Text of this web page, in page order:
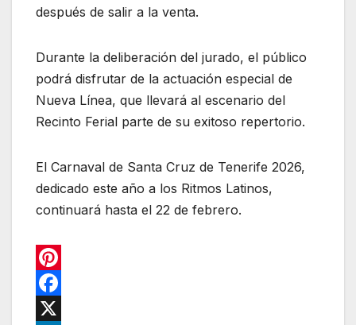
después de salir a la venta.
Durante la deliberación del jurado, el público
podrá disfrutar de la actuación especial de
Nueva Línea, que llevará al escenario del
Recinto Ferial parte de su exitoso repertorio.
El Carnaval de Santa Cruz de Tenerife 2026,
dedicado este año a los Ritmos Latinos,
continuará hasta el 22 de febrero.
P
F